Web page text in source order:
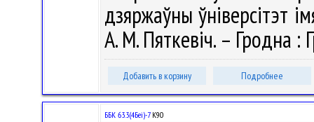
дзяржаўны ўніверсітэт
А. М. Пяткевіч. – Гродна
Добавить в корзину Подробнее
ББК 63.3(4Беі)-7К90